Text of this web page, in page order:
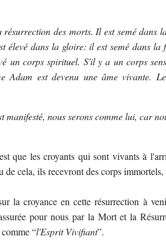
résurrection des morts. Il est semé
élevé dans la gloire: il est semé dans
un corps spirituel. S'il y a un corps
Adam est devenu une âme vivante.
manifesté, nous serons comme lui, car
que les croyants qui sont vivants à
cela, ils recevront des corps immortels,
la croyance en cette résurrection à
pour nous par la Mort et la
“l'Esprit Vivifiant”.